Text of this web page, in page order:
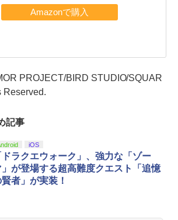
PROJECT/BIRD STUDIO/SQUAR
Reserved.
記事
iOS
ドラクエウォーク」、強力な「ゾー
」が登場する超高難度クエスト「追憶
者」が実装！